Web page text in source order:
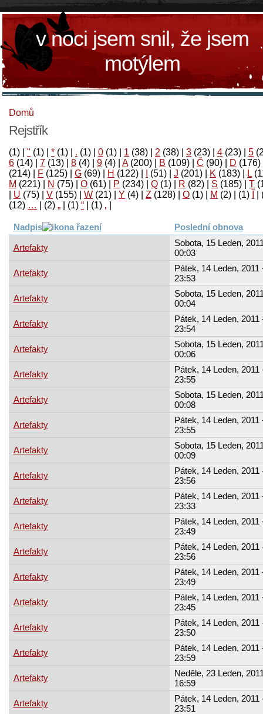
v noci jsem snil, že jsem
motýlem
Domů
Rejstřík
(1) " (1) * (1) . (1) 0 (1) 1 (38) 2 (38) 3 (23) 4 (23) 5
6 (14) 7 (13) 8 (4) 9 (4) A(200) B (109) Č (90) D (176)
(214)
F (125) G (69) H (122) (51) J (201) K (183) L
M (221) N (75) O (61) P (234) Q (1) R (82) S (185) T
U (75) V (155) W (21) Y (4) Z (128) Ο (1) М (2)
(1)
‚
(1)
“
(1)
„
(2)
…
(12)
Nadpis Poslední obnova
Artefakty
Sobota, 15 Leden,
00:03
Artefakty
Pátek, 14 Leden, 2011
23:53
Artefakty
Sobota, 15 Leden,
00:04
Artefakty
Pátek, 14 Leden, 2011
23:54
Artefakty
Sobota, 15 Leden,
00:06
Artefakty
Pátek, 14 Leden, 2011
23:55
Artefakty
Sobota, 15 Leden,
00:08
Artefakty
Pátek, 14 Leden, 2011
23:55
Artefakty
Sobota, 15 Leden,
00:09
Artefakty
Pátek, 14 Leden, 2011
23:56
Artefakty
Pátek, 14 Leden, 2011
23:33
Artefakty
Pátek, 14 Leden, 2011
23:49
Artefakty
Pátek, 14 Leden, 2011
23:56
Artefakty
Pátek, 14 Leden, 2011
23:49
Artefakty
Pátek, 14 Leden, 2011
23:45
Artefakty
Pátek, 14 Leden, 2011
23:50
Artefakty
Pátek, 14 Leden, 2011
23:59
Artefakty
Neděle, 23 Leden,
16:59
Artefakty
Pátek, 14 Leden, 2011
23:51